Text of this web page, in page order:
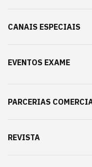
CANAIS ESPECIAIS
EVENTOS EXAME
PARCERIAS
REVISTA